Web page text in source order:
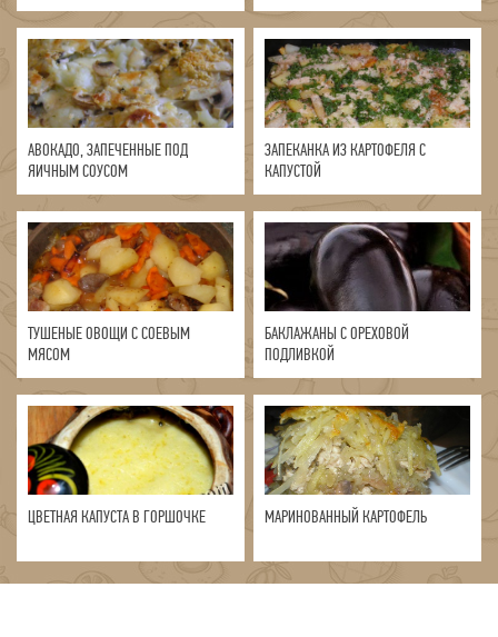
АВОКАДО, ЗАПЕЧЕННЫЕ ПОД
ЯИЧНЫМ СОУСОМ
ЗАПЕКАНКА ИЗ КАРТОФЕЛЯ С
КАПУСТОЙ
ТУШЕНЫЕ ОВОЩИ С СОЕВЫМ
МЯСОМ
БАКЛАЖАНЫ С ОРЕХОВОЙ
ПОДЛИВКОЙ
ЦВЕТНАЯ КАПУСТА В ГОРШОЧКЕ МАРИНОВАННЫЙ КАРТОФЕЛЬ